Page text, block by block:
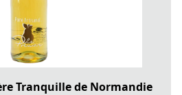
Tranquille de Normandie